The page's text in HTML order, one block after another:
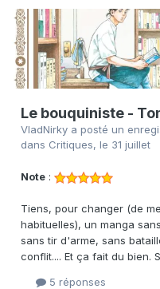
Le bouquiniste -
VladNirkya posté un
dans Critiques, le 31 juillet
Note:
Tiens, pour changer (de
habituelles), un manga
sans tir d'arme, sans
conflit.... Et ça fait du bien.
5 réponses